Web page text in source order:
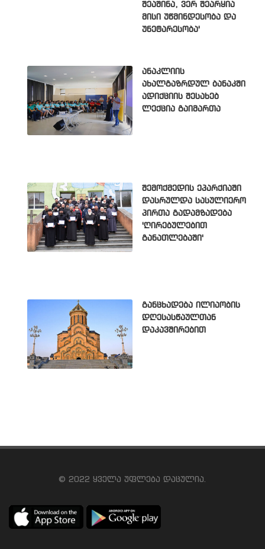
შეაშინა, ვერ შეარყია
მისი უწმინდესობა და
უნეტარესობა'
ანაკლიის
ახალგაზრდულ ბანაკში
ადიქციის შესახებ
ლექცია გაიმართა
შემოქმედის ეპარქიაში
დასრულდა სასულიერო
პირთა გადამზადება
'ღირებულებით
განათლებაში'
განცხადება ილიაობის
დღესასწაულთან
დაკავშირებით
© 2022 ყველა უფლება დაცულია.